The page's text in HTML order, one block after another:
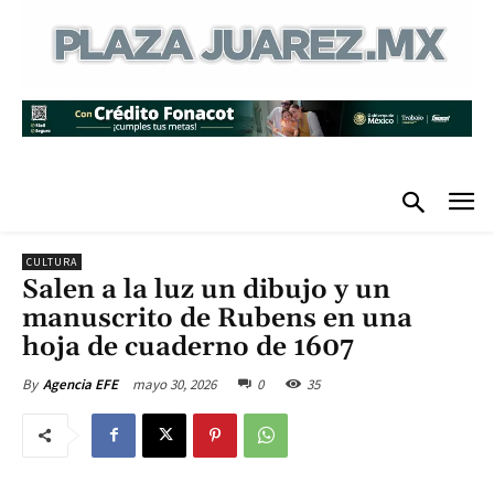
CULTURA
Salen a la luz un dibujo y un
manuscrito de Rubens en una
hoja de cuaderno de 1607
By Agencia EFE mayo 30, 2026 0 35